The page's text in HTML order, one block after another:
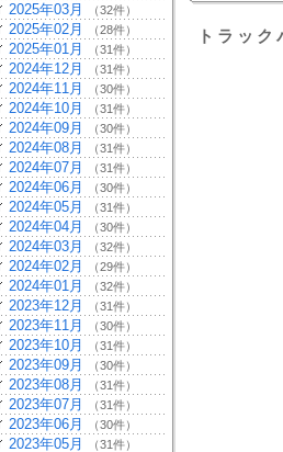
2025年03月 （32件）
2025年02月 （28件）
2025年01月 （31件）
2024年12月 （31件）
2024年11月 （30件）
2024年10月 （31件）
2024年09月 （30件）
2024年08月 （31件）
2024年07月 （31件）
2024年06月 （30件）
2024年05月 （31件）
2024年04月 （30件）
2024年03月 （32件）
2024年02月 （29件）
2024年01月 （32件）
2023年12月 （31件）
2023年11月 （30件）
2023年10月 （31件）
2023年09月 （30件）
2023年08月 （31件）
2023年07月 （31件）
2023年06月 （30件）
2023年05月 （31件）
トラッ